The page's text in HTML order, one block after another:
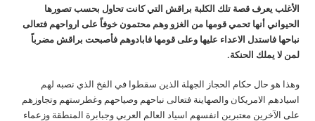
الأغلب يعرف قصة تلك الكلبة براقش التي كانت تحاول بحسب تصورها
الحيواني أنها تحمي قومها من الغزو وهم محتمون خوفاً على ارواحهم فتعالى
نباحها فاستدل الاعداء عليها وعلى قومها فابادوهم فأصبحت براقش مضرباً
لمن لا يملك الحنكة.
وهذا هو حال حكام الحجاز الجهلة الذين سقطوا في الفخ الذي نصبه لهم
اسيادهم الامريكان والصهاينة فتعالى نباحهم وصياحهم وغطرستهم وتجاوزهم
على الآخرين معتبرين انفسهم اسياد العالم العربي وجبابرة المنطقة وزعماء